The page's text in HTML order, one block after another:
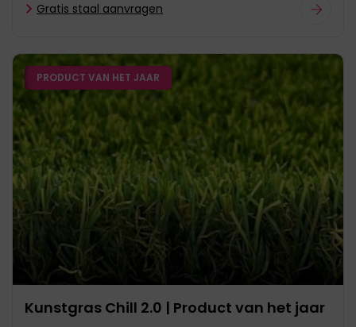
Gratis staal aanvragen
PRODUCT VAN HET JAAR
Kunstgras Chill 2.0 | Product van het jaar